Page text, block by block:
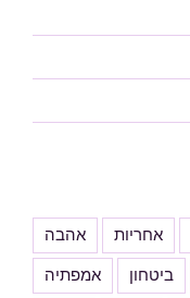
אהבה אחריות
אמפתיה ביטחון